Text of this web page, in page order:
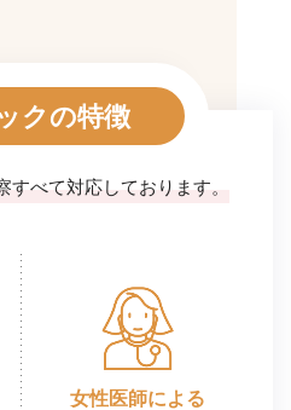
クの特徴
すべて対応しております。
女性医師による